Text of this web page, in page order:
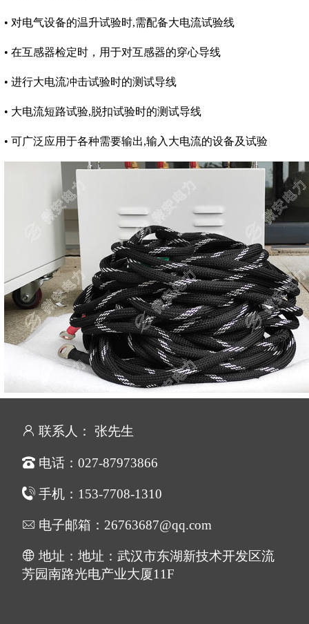
• 对电气设备的温升试验时,需配备大电流试验线
• 在互感器检定时，用于对互感器的穿心导线
• 进行大电流冲击试验时的测试导线
• 大电流短路试验,脱扣试验时的测试导线
• 可广泛应用于各种需要输出,输入大电流的设备及试验
联系人： 张先生
电话：027-87973866
手机：153-7708-1310
电子邮箱：26763687@qq.com
地址：地址：武汉市东湖新技术开发区流
芳园南路光电产业大厦11F